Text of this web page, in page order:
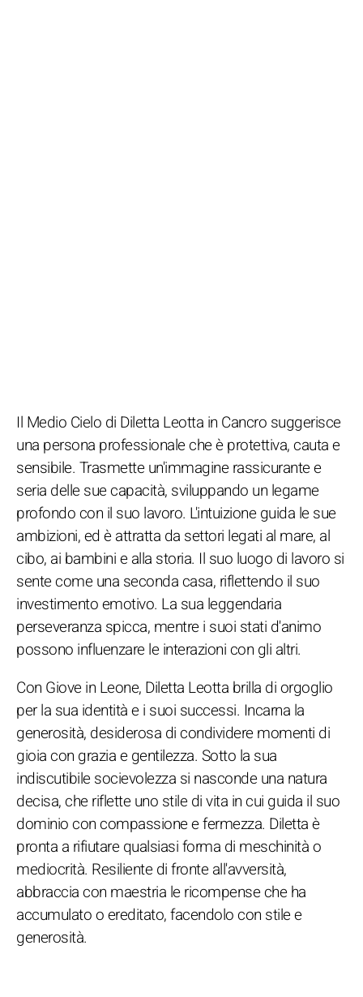
Il Medio Cielo di Diletta Leotta in Cancro suggerisce
una persona professionale che è protettiva, cauta e
sensibile. Trasmette un'immagine rassicurante e
seria delle sue capacità, sviluppando un legame
profondo con il suo lavoro. L'intuizione guida le sue
ambizioni, ed è attratta da settori legati al mare, al
cibo, ai bambini e alla storia. Il suo luogo di lavoro si
sente come una seconda casa, riflettendo il suo
investimento emotivo. La sua leggendaria
perseveranza spicca, mentre i suoi stati d'animo
possono influenzare le interazioni con gli altri.
Con Giove in Leone, Diletta Leotta brilla di orgoglio
per la sua identità e i suoi successi. Incarna la
generosità, desiderosa di condividere momenti di
gioia con grazia e gentilezza. Sotto la sua
indiscutibile socievolezza si nasconde una natura
decisa, che riflette uno stile di vita in cui guida il suo
dominio con compassione e fermezza. Diletta è
pronta a rifiutare qualsiasi forma di meschinità o
mediocrità. Resiliente di fronte all'avversità,
abbraccia con maestria le ricompense che ha
accumulato o ereditato, facendolo con stile e
generosità.